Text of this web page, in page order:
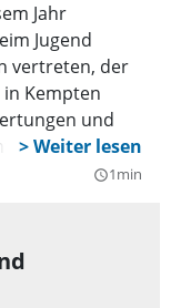
Jahr
Jugend
vertreten, der
in Kempten
und
konnten sehr
query_builder1min